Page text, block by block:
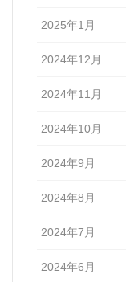
2025年1月
2024年12月
2024年11月
2024年10月
2024年9月
2024年8月
2024年7月
2024年6月